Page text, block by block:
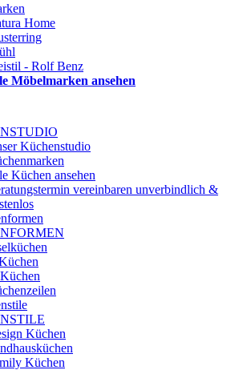
Home
- Rolf Benz
Möbelmarken ansehen
Küchenstudio
Küchen ansehen
vereinbaren unverbindlich &
Küchen
Küchen